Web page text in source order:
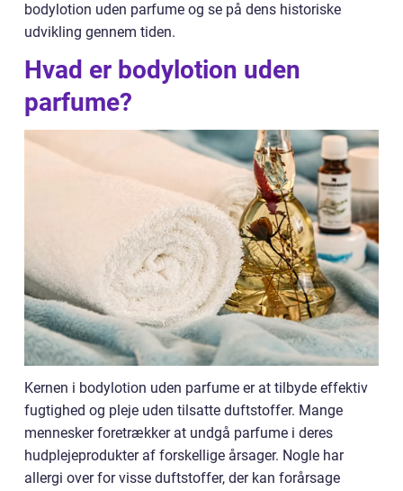
bodylotion uden parfume og se på dens historiske
udvikling gennem tiden.
Hvad er bodylotion uden
parfume?
Kernen i bodylotion uden parfume er at tilbyde effektiv
fugtighed og pleje uden tilsatte duftstoffer. Mange
mennesker foretrækker at undgå parfume i deres
hudplejeprodukter af forskellige årsager. Nogle har
allergi over for visse duftstoffer, der kan forårsage